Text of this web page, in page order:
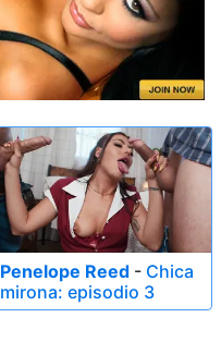
Penelope Reed - Chica
mirona: episodio 3